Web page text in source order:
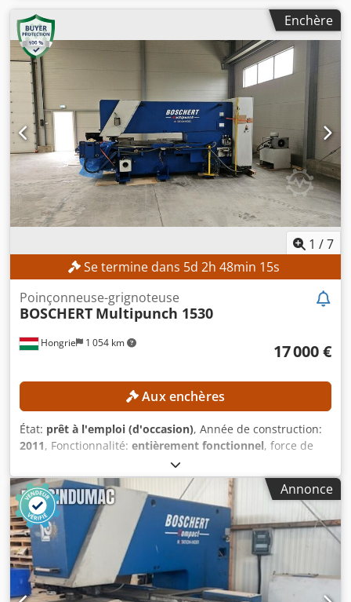
Enchère
1 /7
Se termine dans 5d 2h 48min 14s
Hongrie 1 054 km
Poinçonneuse-grignoteuse
BOSCHERT Multipunch 1530
17 000 €
Aux enchères
État: prêt à l'emploi (d'occasion), Année de construction:
2011, Fonctionnalité: entièrement fonctionnel, force de
, poids de la pièce (max.):
de travail:3 080 mm, longueur de travail:1 560 mm, Les
éléments suivants de la machine ont été remplacés :
Système pneumatique Festo Tout nouveau système de
commande Labod Remplacement des paliers de l’axe Y
DÉTAILS TECHNIQUES Zone de travail : 1 560 × 3 080 mm
Longueur de la tôle grâce au repositionnement : max.
9 999 mm Force de poinçonnage hydraulique : max. 280 kN
Poids de la pièce : max. 200 kg Vitesse de positionnement
Annonce